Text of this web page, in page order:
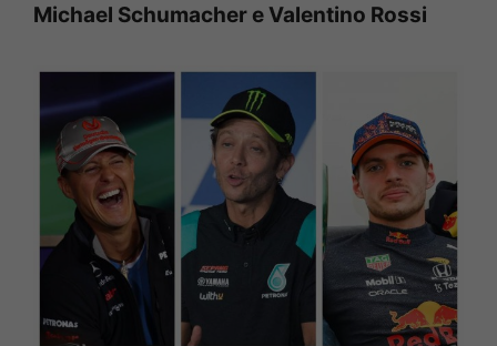
Michael Schumacher e Valentino Rossi